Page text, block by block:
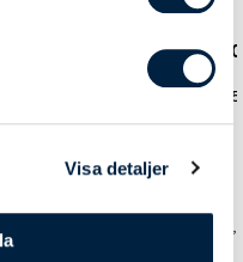
Visa detaljer
50